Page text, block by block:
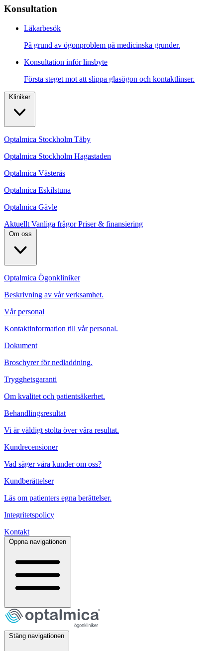
Konsultation
Läkarbesök
På grund av ögonproblem på medicinska grunder.
Konsultation inför linsbyte
Första steget mot att slippa glasögon och kontaktlinser.
Kliniker
Optalmica Stockholm Täby
Optalmica Stockholm Hagastaden
Optalmica Västerås
Optalmica Eskilstuna
Optalmica Gävle
Aktuellt Vanliga frågorPriser & finansiering
Om oss
Optalmica Ögonkliniker
Beskrivning av vår verksamhet.
Vår personal
Kontaktinformation till vår personal.
Dokument
Broschyrer för nedladdning.
Trygghetsgaranti
Om kvalitet och patientsäkerhet.
Behandlingsresultat
Vi är väldigt stolta över våra resultat.
Kundrecensioner
Vad säger våra kunder om oss?
Kundberättelser
Läs om patienters egna berättelser.
Integritetspolicy
Kontakt
Öppna navigationen
Stäng navigationen